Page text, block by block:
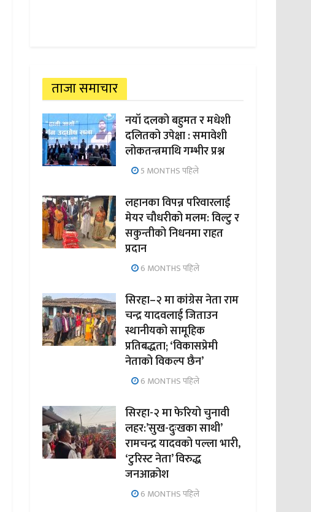
ताजा समाचार
नयाँ दलको बहुमत र मधेशी
दलितको उपेक्षा : समावेशी
लोकतन्त्रमाथि गम्भीर प्रश्न
5 MONTHS पहिले
लहानका विपन्न परिवारलाई
मेयर चौधरीको मलम: विल्टु र
सकुन्तीको निधनमा राहत
प्रदान
6 MONTHS पहिले
सिरहा–२ मा कांग्रेस नेता राम
चन्द्र यादवलाई जिताउन
स्थानीयको सामूहिक
प्रतिबद्धता; ‘विकासप्रेमी
नेताको विकल्प छैन’
6 MONTHS पहिले
सिरहा-२ मा फेरियो चुनावी
लहर:’सुख-दुःखका साथी’
रामचन्द्र यादवको पल्ला भारी,
‘टुरिस्ट नेता’ विरुद्ध
जनआक्रोश
6 MONTHS पहिले